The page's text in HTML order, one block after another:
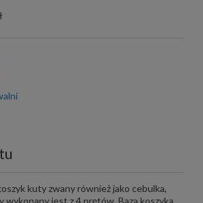
kuty zwany również jako cebulka,
wykonany jest z 4 prętów. Baza koszyka